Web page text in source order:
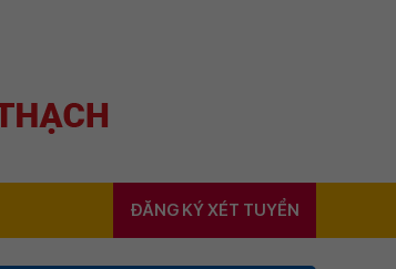
ĐĂNG KÝ XÉT TUYỂN